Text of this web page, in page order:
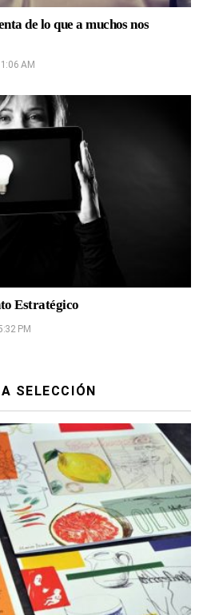
de lo que a muchos nos
AM
Estratégico
PM
SELECCIÓN